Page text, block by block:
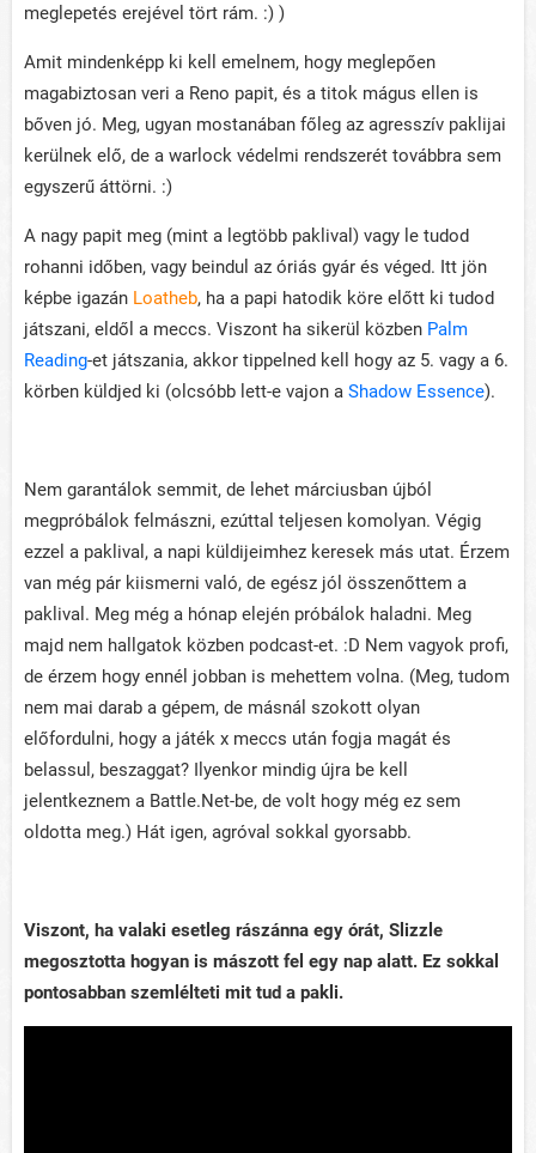
meglepetés erejével tört rám. :) )
Amit mindenképp ki kell emelnem, hogy meglepően
magabiztosan veri a Reno papit, és a titok mágus ellen is
bőven jó. Meg, ugyan mostanában főleg az agresszív paklijai
kerülnek elő, de a warlock védelmi rendszerét továbbra sem
egyszerű áttörni. :)
A nagy papit meg (mint a legtöbb paklival) vagy le tudod
rohanni időben, vagy beindul az óriás gyár és véged. Itt jön
képbe igazán Loatheb, ha a papi hatodik köre előtt ki tudod
játszani, eldől a meccs. Viszont ha sikerül közben Palm
Reading-et játszania, akkor tippelned kell hogy az 5. vagy a 6.
körben küldjed ki (olcsóbb lett-e vajon a Shadow Essence).
Nem garantálok semmit, de lehet márciusban újból
megpróbálok felmászni, ezúttal teljesen komolyan. Végig
ezzel a paklival, a napi küldijeimhez keresek más utat. Érzem
van még pár kiismerni való, de egész jól összenőttem a
paklival. Meg még a hónap elején próbálok haladni. Meg
majd nem hallgatok közben podcast-et. :D Nem vagyok profi,
de érzem hogy ennél jobban is mehettem volna. (Meg, tudom
nem mai darab a gépem, de másnál szokott olyan
előfordulni, hogy a játék x meccs után fogja magát és
belassul, beszaggat? Ilyenkor mindig újra be kell
jelentkeznem a Battle.Net-be, de volt hogy még ez sem
oldotta meg.) Hát igen, agróval sokkal gyorsabb.
Viszont, ha valaki esetleg rászánna egy órát, Slizzle
megosztotta hogyan is mászott fel egy nap alatt. Ez sokkal
pontosabban szemlélteti mit tud a pakli.